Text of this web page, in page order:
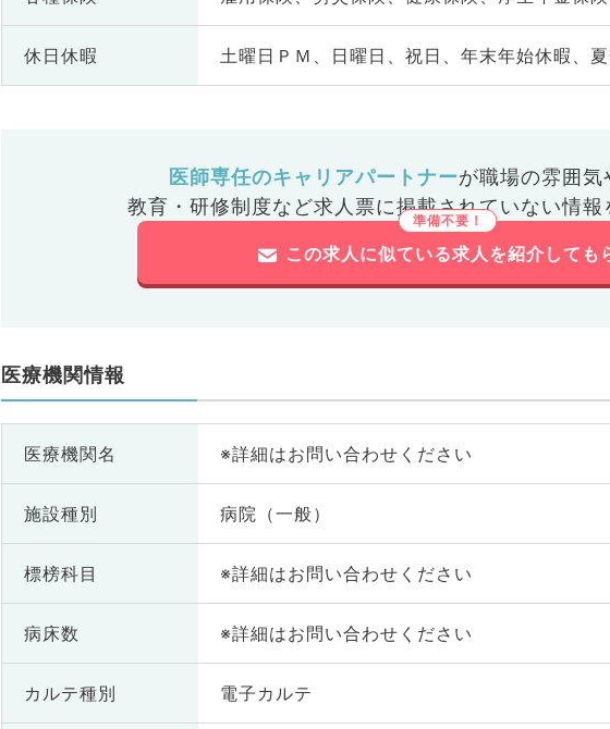
休日休暇 土曜日ＰＭ、日曜日、祝日、年末年始休暇、
医師専任のキャリアパートナーが職場の雰囲気
教育・研修制度など求人票に掲載されていない情報
この求人に似ている求人を紹介しても
医療機関情報
医療機関名 ※詳細はお問い合わせください
施設種別 病院（一般）
標榜科目 ※詳細はお問い合わせください
病床数 ※詳細はお問い合わせください
カルテ種別 電子カルテ